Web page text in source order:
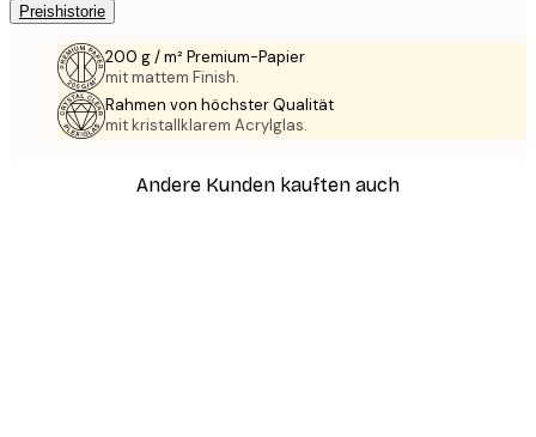
Preishistorie
200 g / m² Premium-Papier
mit mattem Finish.
Rahmen von höchster Qualität
mit kristallklarem Acrylglas.
Andere Kunden kauften auch